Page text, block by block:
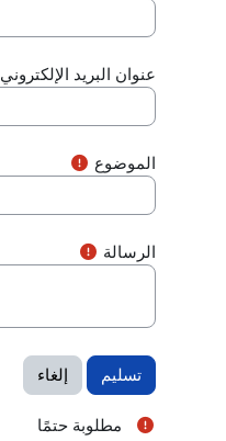
عنوان البريد الإلكتروني
الموضوع
الرسالة
مطلوبة حتمًا